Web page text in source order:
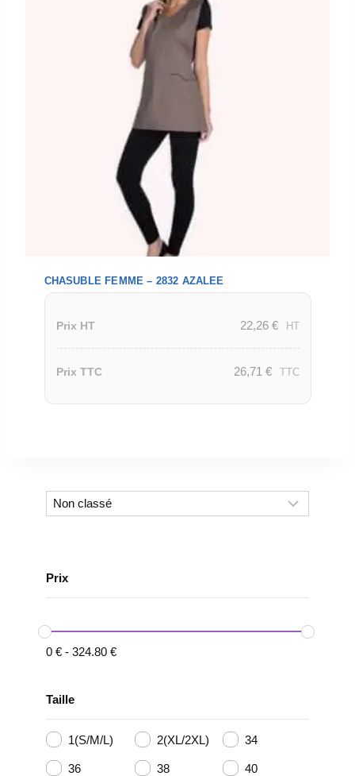
CHASUBLE FEMME – 2832 AZALEE
Prix HT 22,26 € HT
Prix TTC 26,71 € TTC
Prix
0 € - 324.80 €
Taille
1(S/M/L) 2(XL/2XL) 34
36 38 40